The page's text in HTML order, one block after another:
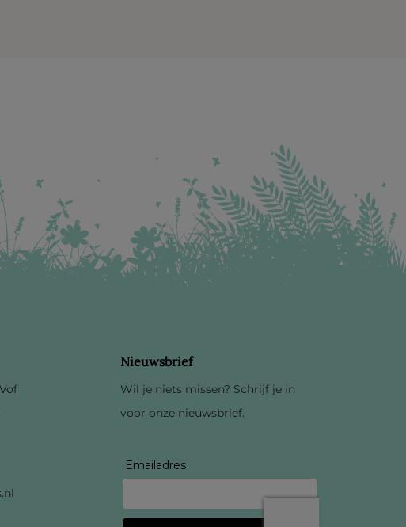
Nieuwsbrief
Wil je niets missen? Schrijf je in
voor onze nieuwsbrief.